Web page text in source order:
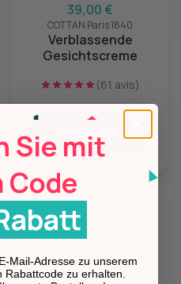
39,00 €
COTTAN Paris 1840
Verblassende
Gesichtscreme
(61 avis)
Sie mit
Code
Mail-Adresse zu unserem
zu erhalten.